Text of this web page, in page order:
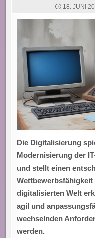
18. JUNI
Die Digitalisierung
Modernisierung der
und stellt einen
Wettbewerbsfähigkeit
digitalisierten Welt
agil und
wechselnden
werden.